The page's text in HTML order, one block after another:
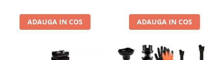
ADAUGA IN COS ADAUGA IN COS